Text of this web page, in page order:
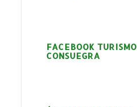
FACEBOOK TURISMO
CONSUEGRA